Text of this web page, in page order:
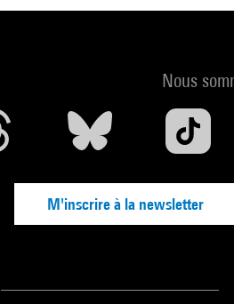
Nous
M'inscrire à la newsletter